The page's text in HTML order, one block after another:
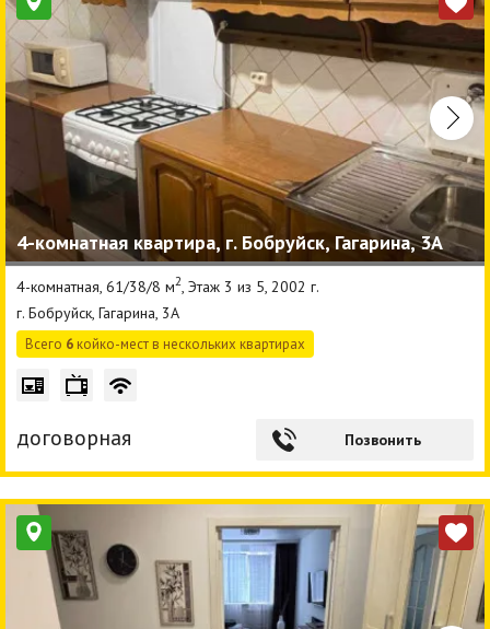
4-комнатная квартира, г. Бобруйск, Гагарина, 3А
4-комнатная, 61/38/8 м2, Этаж 3 из 5, 2002 г.
г. Бобруйск, Гагарина, 3А
Всего 6 койко-мест в нескольких квартирах
договорная Позвонить